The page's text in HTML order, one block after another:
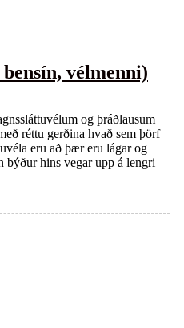
vélmenni)
og þráðlausum
réttu gerðina hvað sem þörf
eru að þær eru lágar og
hins vegar upp á lengri